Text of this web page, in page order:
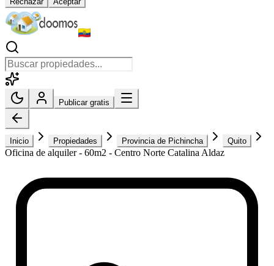
Publicar gratis
Inicio Propiedades Provincia de Pichincha Quito
Oficina de alquiler - 60m2 - Centro Norte Catalina Aldaz